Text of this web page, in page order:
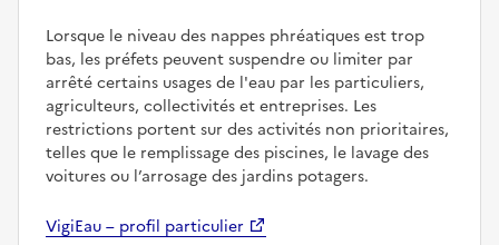
Lorsque le niveau des nappes phréatiques est trop
bas, les préfets peuvent suspendre ou limiter par
arrêté certains usages de l'eau par les particuliers,
agriculteurs, collectivités et entreprises. Les
restrictions portent sur des activités non prioritaires,
telles que le remplissage des piscines, le lavage des
voitures ou l’arrosage des jardins potagers.
VigiEau – profil particulier